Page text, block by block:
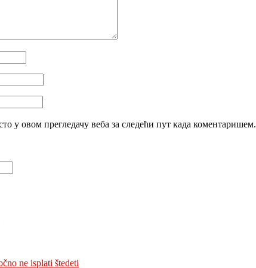
у овом прегледачу веба за следећи пут када коментаришем.
ne isplati štedeti